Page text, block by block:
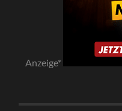
Anzeige*